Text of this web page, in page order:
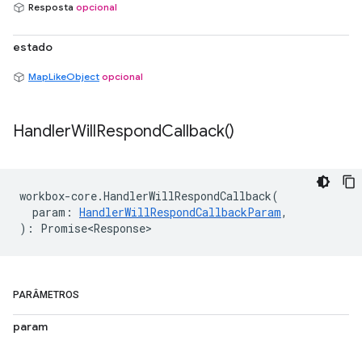
Resposta opcional
estado
MapLikeObject opcional
HandlerWillRespondCallback()
workbox-core.HandlerWillRespondCallback(
param : HandlerWillRespondCallbackParam,
) : Promise<Response>
PARÂMETROS
param